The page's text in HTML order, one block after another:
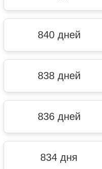
840 дней
838 дней
836 дней
834 дня